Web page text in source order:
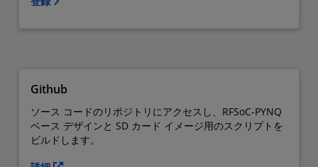
Github
ソース コードのリポジトリにアクセスし、RFSoC-PYNQ
ベース デザインと SD カード イメージ用のスクリプトを
ビルドします。